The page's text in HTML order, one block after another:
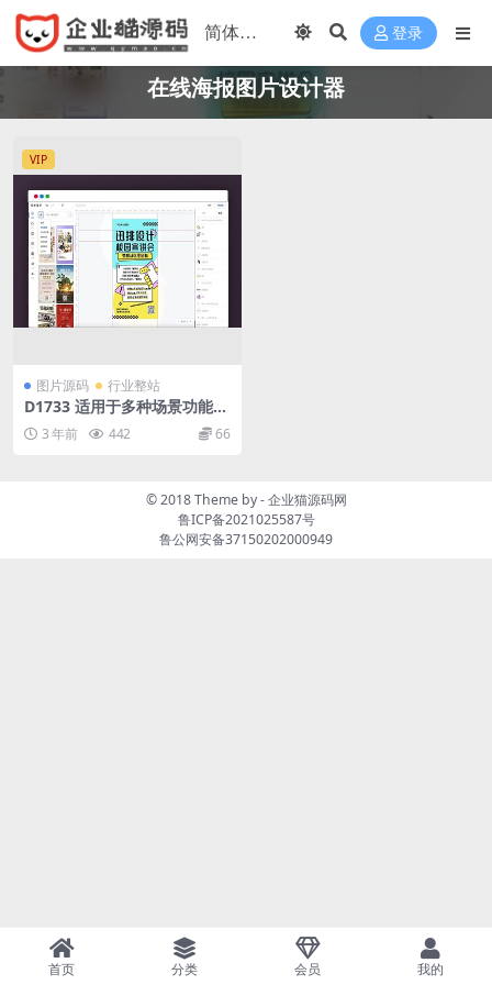
登录
在线海报图片设计器
VIP
图片源码 行业整站
D1733 适用于多种场景功能强
大的在线海报图片素材设计器
源码3 年前 442 66
© 2018 Theme by -企业猫源码网
鲁ICP备2021025587号
鲁公网安备37150202000949
首页 分类 会员 我的